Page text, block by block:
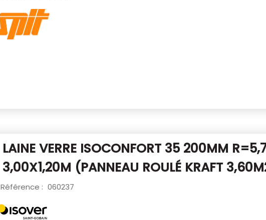
LAINE VERRE ISOCONFORT 35 200MM
3,00X1,20M (PANNEAU ROULÉ KRAFT
Référence : 060237